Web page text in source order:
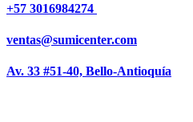
+57 3016984274 ​
ventas@sumicenter.com
Av. 33 #51-40, Bello-Antioquía